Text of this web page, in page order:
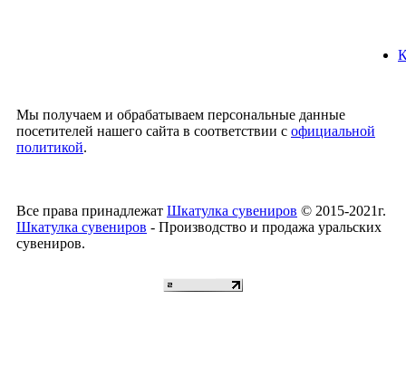
Мы получаем и обрабатываем персональные данные
посетителей нашего сайта в соответствии с официальной
политикой.
Все права принадлежат Шкатулка сувениров © 2015-2021г.
Шкатулка сувениров - Производство и продажа уральских
сувениров.